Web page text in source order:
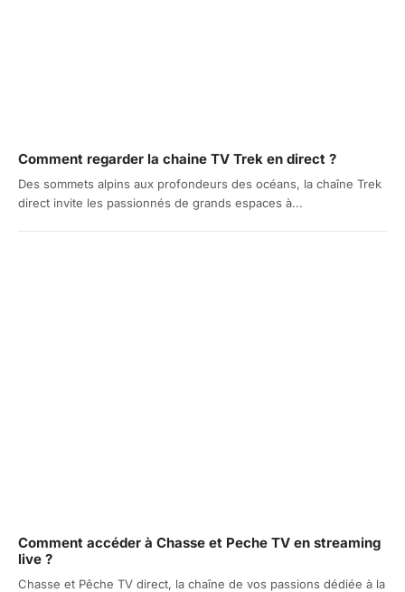
Comment regarder la chaine TV Trek en direct ?
Des sommets alpins aux profondeurs des océans, la chaîne Trek
direct invite les passionnés de grands espaces à...
Comment accéder à Chasse et Peche TV en streaming
live ?
Chasse et Pêche TV direct, la chaîne de vos passions dédiée à la